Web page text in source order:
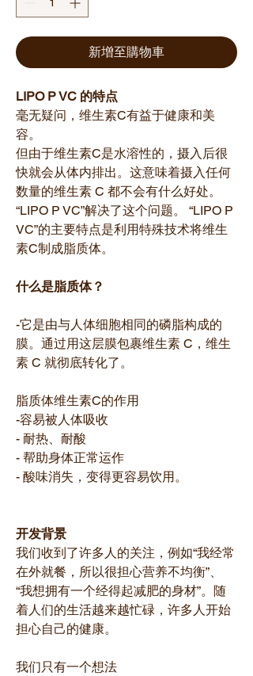
新增至購物車
LIPO P VC 的特点
毫无疑问，维生素C有益于健康和美
容。
但由于维生素C是水溶性的，摄入后很
快就会从体内排出。这意味着摄入任何
数量的维生素 C 都不会有什么好处。
“LIPO P VC”解决了这个问题。 “LIPO P
VC”的主要特点是利用特殊技术将维生
素C制成脂质体。
什么是脂质体？
-它是由与人体细胞相同的磷脂构成的
膜。通过用这层膜包裹维生素 C，维生
素 C 就彻底转化了。
脂质体维生素C的作用
-容易被人体吸收
- 耐热、耐酸
- 帮助身体正常运作
- 酸味消失，变得更容易饮用。
开发背景
我们收到了许多人的关注，例如“我经常
在外就餐，所以很担心营养不均衡”、
“我想拥有一个经得起减肥的身材”。随
着人们的生活越来越忙碌，许多人开始
担心自己的健康。
我们只有一个想法